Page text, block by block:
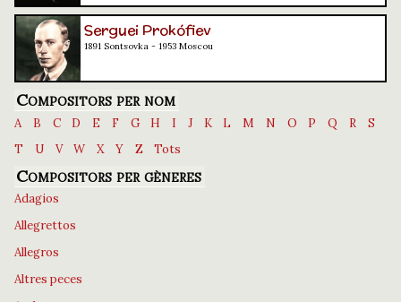
Serguei Prokófiev
1891 Sontsovka - 1953 Moscou
Compositors per nom
A B C D E F G H I J K L M N O P Q R
S
T
U V W X Y Z Tots
Compositors per gèneres
Adagios
Allegrettos
Allegros
Altres peces